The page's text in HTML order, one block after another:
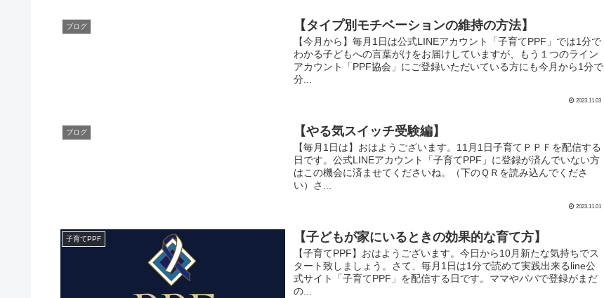
ブログ 【タイプ別モチベーションの維持の方法】
【今月から】毎月1日は公式LINEアカウント「子育てPPF」では1分で
わかる子どもへの言葉がけをお届けしていますが、もう１つのライン
アカウント「PPF協会」にご登録いただいている方にも今月から1分で
分...
2023.11.03
ブログ 【やる気スイッチ受験編】
【毎月1日は】おはようございます。11月1日子育てＰＰＦを配信する
日です。公式LINEアカウント「子育てPPF」に登録が済んでいない方
はこの機会に済ませてくださいね。（下のＱＲを読み込んでくださ
い）さ...
2023.11.01
子育てPPF 【子どもが家にいるときの効果的な育て方】
【子育てPPF】おはようございます。今日から10月新たな気持ちでス
タート致しましょう。さて、毎月1日は1分で読めて実践出来るline公
式サイト「子育てPPF」を配信する日です。ママやパパで登録がまだ
の...